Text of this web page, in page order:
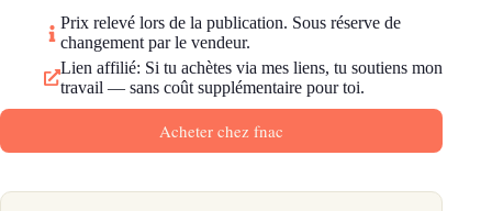
Prix relevé lors de la publication. Sous réserve de
changement par le vendeur.
Lien affilié: Si tu achètes via mes liens, tu soutiens mon
travail — sans coût supplémentaire pour toi.
Acheter chez fnac